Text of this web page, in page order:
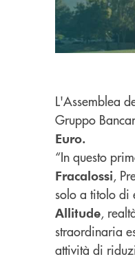
L'Assemblea
Gruppo
Euro.
“In questo
Fracalossi,
solo a titolo di
Allitude,
straordinaria
attività di